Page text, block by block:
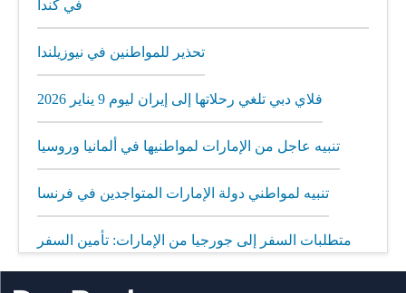
في كندا
تحذير للمواطنين في نيوزيلندا
فلاي دبي تلغي رحلاتها إلى إيران ليوم 9 يناير 2026
تنبيه عاجل من الإمارات لمواطنيها في ألمانيا وروسيا
تنبيه لمواطني دولة الإمارات المتواجدين في فرنسا
متطلبات السفر إلى جورجيا من الإمارات: تأمين السفر
إلزامي